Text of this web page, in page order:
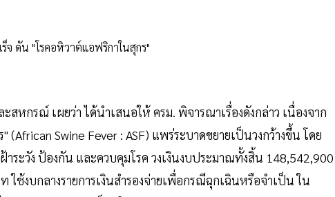
หกรณ์ เผยว่า ได้นำเสนอให้ ครม. พิจารณาเรื่องดังกล่าว เนื่องจาก
Swine Fever : ASF) แพร่ระบาดขยายเป็นวงกว้างขึ้น โดย
ระวัง ป้องกัน และควบคุมโรค วงเงินงบประมาณทั้งสิ้น 148,542,900
ช้งบกลางรายการเงินสำรองจ่ายเพื่อกรณีฉุกเฉินหรือจำเป็น ใน